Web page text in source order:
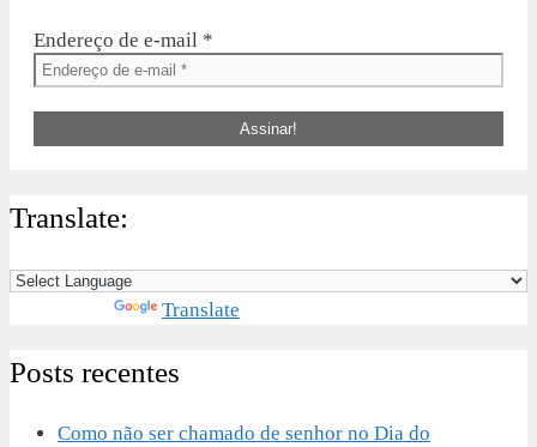
Endereço de e-mail *
Translate:
Translate
Posts recentes
Como não ser chamado de senhor no Dia do